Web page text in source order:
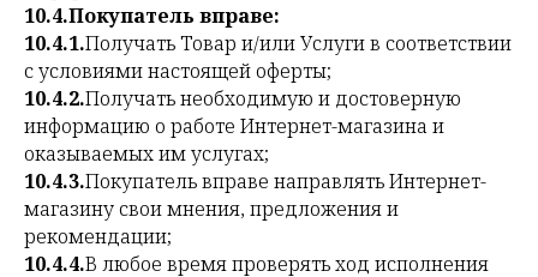
10.4.Покупатель вправе:
10.4.1.Получать Товар и/или Услуги в соответствии
с условиями настоящей оферты;
10.4.2.Получать необходимую и достоверную
информацию о работе Интернет-магазина и
оказываемых им услугах;
10.4.3.Покупатель вправе направлять Интернет-
магазину свои мнения, предложения и
рекомендации;
10.4.4.В любое время проверять ход исполнения